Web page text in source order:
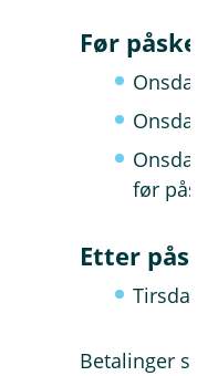
Før påske
Onsdag
Onsdag
Onsdag
før påske
Etter påske
Tirsdag
Betalinger